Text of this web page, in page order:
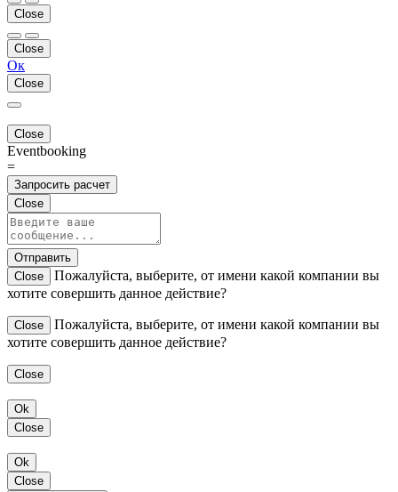
Close
Close
Ок
Close
Close
Eventbooking
=
Запросить расчет
Close
Отправить
Close
Пожалуйста, выберите, от имени какой компании вы
хотите совершить данное действие?
Close
Пожалуйста, выберите, от имени какой компании вы
хотите совершить данное действие?
Close
Ok
Close
Ok
Close